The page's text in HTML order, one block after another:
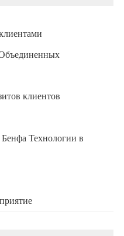
клиентов
Технологии в